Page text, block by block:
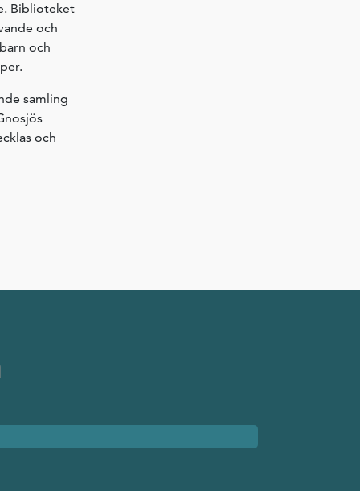
Biblioteket
och
och
samling
och